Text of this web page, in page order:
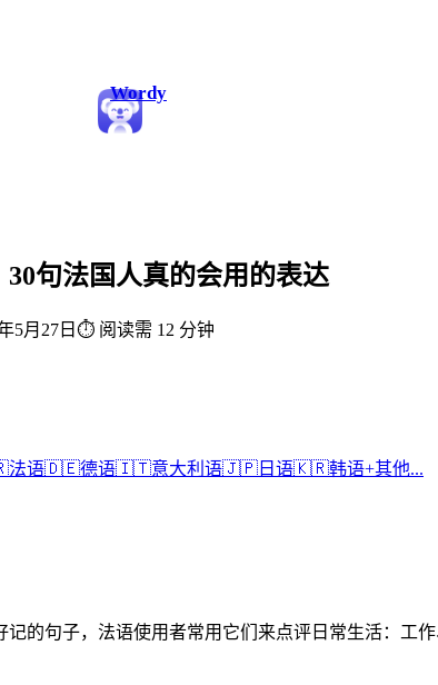
Wordy
句法国人真的会用的表达
5月27日 ⏱ 阅读需 12 分钟
法语🇩🇪德语🇮🇹意大利语🇯🇵 日语🇰🇷韩语+其他...
记的句子，法语使用者常用它们来点评日常生活：工